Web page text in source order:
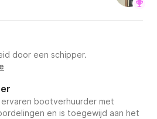
door een schipper.
bootverhuurder met
en is toegewijd aan het